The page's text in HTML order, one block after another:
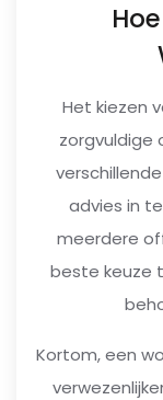
Het kiezen
zorgvuldige
advies in
meerdere
beste keuze
Kortom, een